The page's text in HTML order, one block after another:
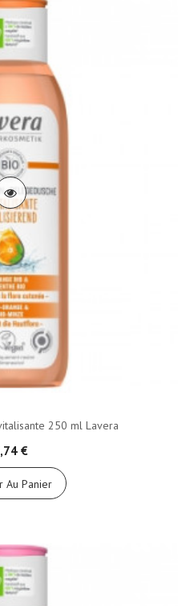
250 ml Lavera
€
Au Panier